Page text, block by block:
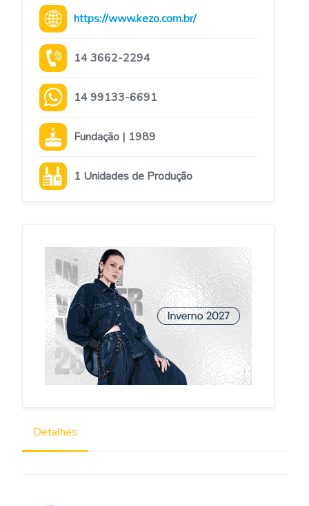
Detalhes
https://www.kezo.com.br/
14 3662-2294
14 99133-6691
Fundação | 1989
1 Unidades de Produção